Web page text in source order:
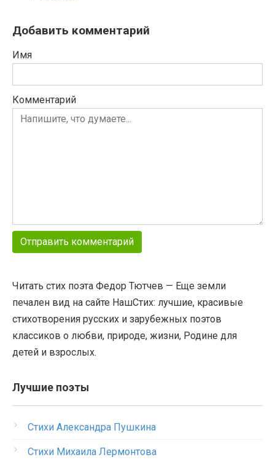
Добавить комментарий
Имя
Комментарий
Читать стих поэта Федор Тютчев — Еще земли
печален вид на сайте НашСтих: лучшие, красивые
стихотворения русских и зарубежных поэтов
классиков о любви, природе, жизни, Родине для
детей и взрослых.
Лучшие поэты
Стихи Александра Пушкина
Стихи Михаила Лермонтова